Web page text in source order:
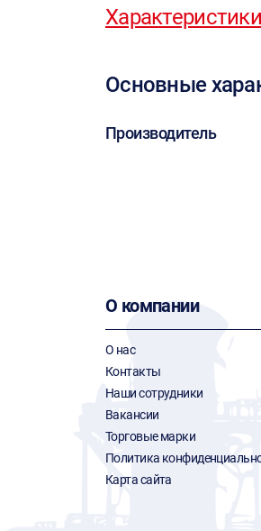
Характеристики
Основные
Производитель
О компании
О нас
Контакты
Наши сотрудники
Вакансии
Торговые марки
Политика
Карта сайта